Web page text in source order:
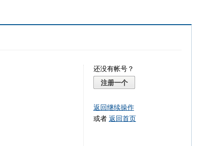
还没有帐号？
注册一个
返回继续操作
或者 返回首页